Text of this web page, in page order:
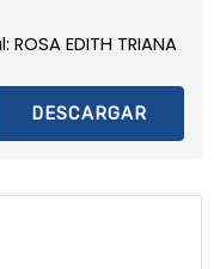
EDITH TRIANA
DESCARGAR